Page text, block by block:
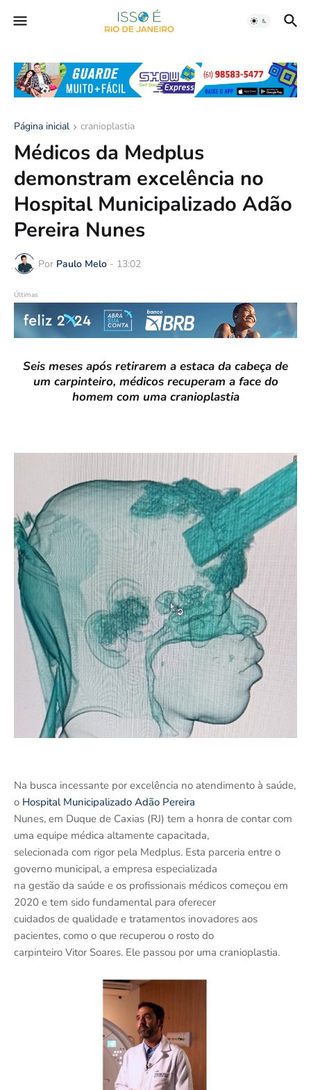
Página inicial cranioplastia
Médicos da Medplus
demonstram excelência no
Hospital Municipalizado Adão
Pereira Nunes
Por Paulo Melo - 13:02
Últimas
Seis meses após retirarem a estaca da cabeça de
um carpinteiro, médicos recuperam a face do
homem com uma cranioplastia
Na busca incessante por excelência no atendimento à saúde,
o Hospital Municipalizado Adão Pereira
Nunes, em Duque de Caxias (RJ) tem a honra de contar com
uma equipe médica altamente capacitada,
selecionada com rigor pela Medplus. Esta parceria entre o
governo municipal, a empresa especializada
na gestão da saúde e os profissionais médicos começou em
2020 e tem sido fundamental para oferecer
cuidados de qualidade e tratamentos inovadores aos
pacientes, como o que recuperou o rosto do
carpinteiro Vitor Soares. Ele passou por uma cranioplastia.